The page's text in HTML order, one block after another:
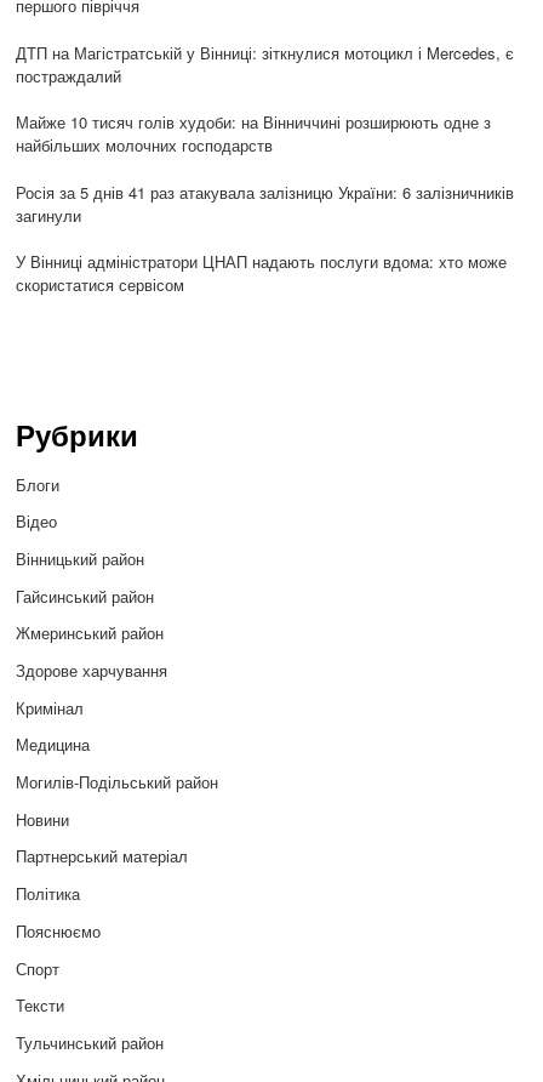
першого півріччя
ДТП на Магістратській у Вінниці: зіткнулися мотоцикл і Mercedes, є
постраждалий
Майже 10 тисяч голів худоби: на Вінниччині розширюють одне з
найбільших молочних господарств
Росія за 5 днів 41 раз атакувала залізницю України: 6 залізничників
загинули
У Вінниці адміністратори ЦНАП надають послуги вдома: хто може
скористатися сервісом
Рубрики
Блоги
Відео
Вінницький район
Гайсинський район
Жмеринський район
Здорове харчування
Кримінал
Медицина
Могилів-Подільський район
Новини
Партнерський матеріал
Політика
Пояснюємо
Спорт
Тексти
Тульчинський район